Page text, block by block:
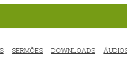
SERMÕES DOWNLOADS